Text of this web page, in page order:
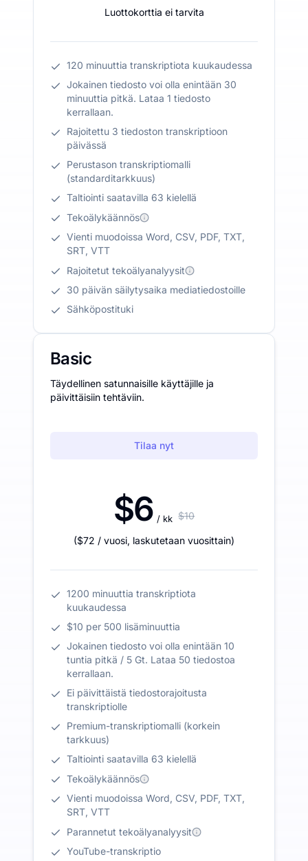
Luottokorttia ei tarvita
120 minuuttia transkriptiota kuukaudessa
Jokainen tiedosto voi olla enintään 30
minuuttia pitkä. Lataa 1 tiedosto
kerrallaan.
Rajoitettu 3 tiedoston transkriptioon
päivässä
Perustason transkriptiomalli
(standarditarkkuus)
Taltiointi saatavilla 63 kielellä
Tekoälykäännös
Vienti muodoissa Word, CSV, PDF, TXT,
SRT, VTT
Rajoitetut tekoälyanalyysit
30 päivän säilytysaika mediatiedostoille
Sähköpostituki
Basic
Täydellinen satunnaisille käyttäjille ja
päivittäisiin tehtäviin.
Tilaa nyt
$6 / kk $10
($72 / vuosi, laskutetaan vuosittain)
1200 minuuttia transkriptiota
kuukaudessa
$10 per 500 lisäminuuttia
Jokainen tiedosto voi olla enintään 10
tuntia pitkä / 5 Gt. Lataa 50 tiedostoa
kerrallaan.
Ei päivittäistä tiedostorajoitusta
transkriptiolle
Premium-transkriptiomalli (korkein
tarkkuus)
Taltiointi saatavilla 63 kielellä
Tekoälykäännös
Vienti muodoissa Word, CSV, PDF, TXT,
SRT, VTT
Parannetut tekoälyanalyysit
YouTube-transkriptio